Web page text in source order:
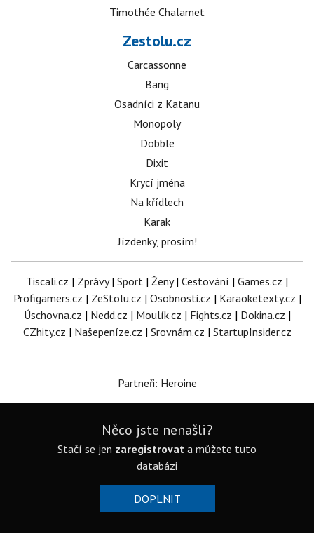
Timothée Chalamet
Zestolu.cz
Carcassonne
Bang
Osadníci z Katanu
Monopoly
Dobble
Dixit
Krycí jména
Na křídlech
Karak
Jízdenky, prosím!
Tiscali.cz | Zprávy| Sport | Ženy| Cestování | Games.cz |
Profigamers.cz | ZeStolu.cz | Osobnosti.cz | Karaoketexty.cz |
Úschovna.cz | Nedd.cz | Moulík.cz | Fights.cz | Dokina.cz |
CZhity.cz | Našepeníze.cz | Srovnám.cz | StartupInsider.cz
Partneři: Heroine
Něco jste nenašli?
Stačí se jen zaregistrovat a můžete tuto
databázi
DOPLNIT